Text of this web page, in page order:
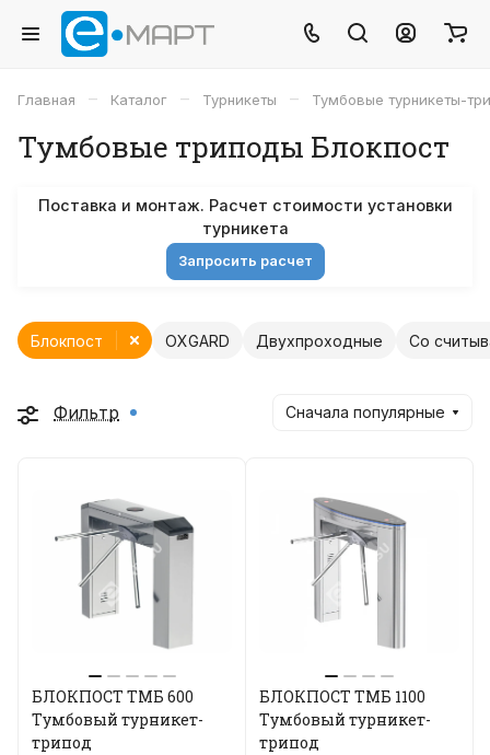
Главная – Каталог – Турникеты – Тумбовые турникеты-
Тумбовые триподы Блокпост
Поставка и монтаж. Расчет стоимости установки
турникета
Запросить расчет
OXGARD Двухпроходные Со
Блокпост
Фильтр Сначала популярные
БЛОКПОСТ ТМБ 600
Тумбовый турникет-
трипод
БЛОКПОСТ ТМБ 1100
Тумбовый турникет-
трипод